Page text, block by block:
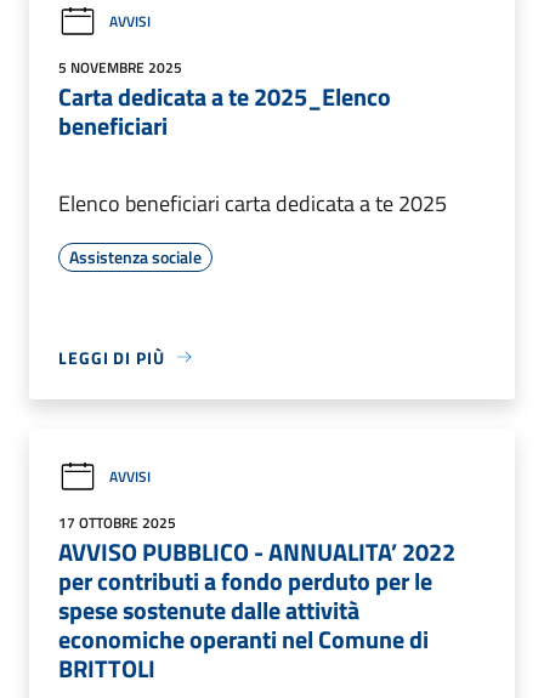
AVVISI
5 NOVEMBRE 2025
Carta dedicata a te 2025_Elenco
beneficiari
Elenco beneficiari carta dedicata a te 2025
Assistenza sociale
LEGGI DI PIÙ
AVVISI
17 OTTOBRE 2025
AVVISO PUBBLICO - ANNUALITA’ 2022
per contributi a fondo perduto per le
spese sostenute dalle attività
economiche operanti nel Comune di
BRITTOLI